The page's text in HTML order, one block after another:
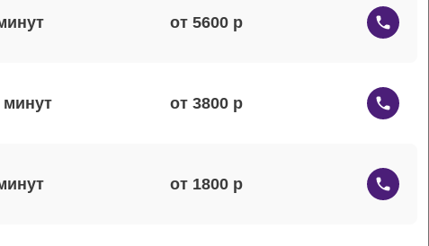
от 5600
от 3800
от 1800